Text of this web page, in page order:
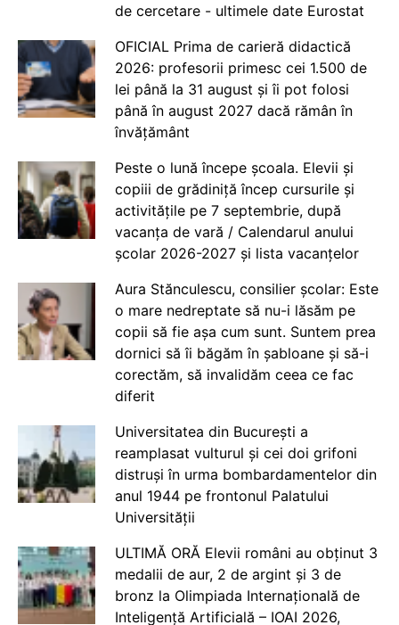
de cercetare - ultimele date Eurostat
OFICIAL Prima de carieră didactică
2026: profesorii primesc cei 1.500 de
lei până la 31 august și îi pot folosi
până în august 2027 dacă rămân în
învățământ
Peste o lună începe școala. Elevii și
copiii de grădiniță încep cursurile și
activitățile pe 7 septembrie, după
vacanța de vară / Calendarul anului
școlar 2026-2027 și lista vacanțelor
Aura Stănculescu, consilier școlar: Este
o mare nedreptate să nu-i lăsăm pe
copii să fie așa cum sunt. Suntem prea
dornici să îi băgăm în șabloane și să-i
corectăm, să invalidăm ceea ce fac
diferit
Universitatea din București a
reamplasat vulturul și cei doi grifoni
distruși în urma bombardamentelor din
anul 1944 pe frontonul Palatului
Universității
ULTIMĂ ORĂ Elevii români au obținut 3
medalii de aur, 2 de argint și 3 de
bronz la Olimpiada Internațională de
Inteligență Artificială – IOAI 2026,